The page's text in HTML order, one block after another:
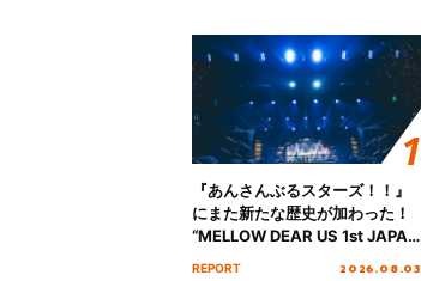
『あんさんぶるスターズ！！』
にまた新たな歴史が加わった！
“MELLOW DEAR US 1st JAPAN
Tour Final「NICE to meet YOU
REPORT 2026.08.03